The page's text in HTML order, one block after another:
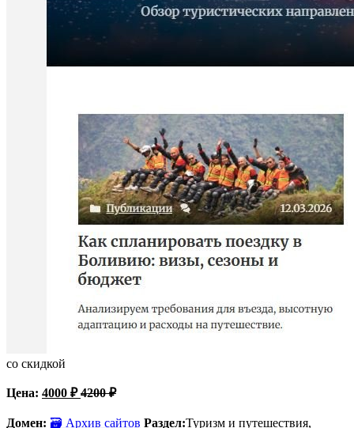
со скидкой
Цена: 4000 ₽ 4200₽
Домен: 🗃 Архив сайтов Раздел:Туризм и путешествия,